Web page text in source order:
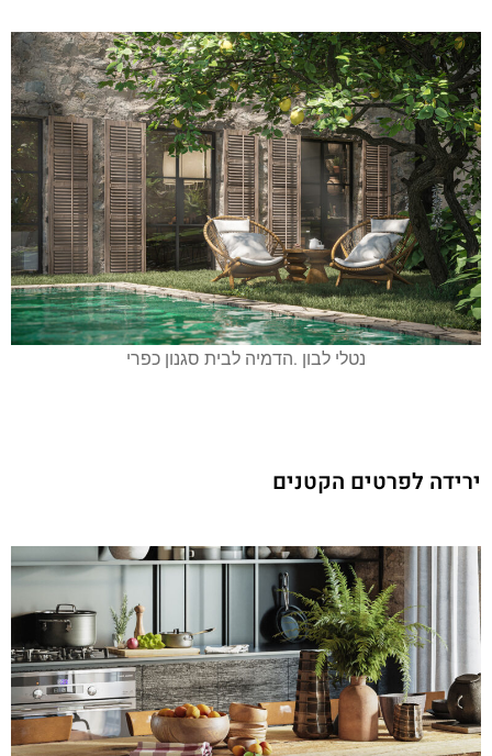
נטלי לבון .הדמיה לבית סגנון כפרי
ירידה לפרטים הקטנים